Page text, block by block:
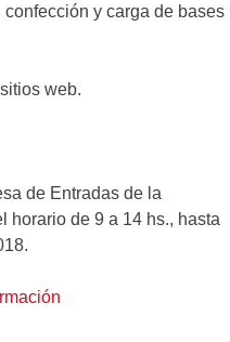
y carga de bases
web.
de Entradas de la
horario de 9 a 14 hs., hasta